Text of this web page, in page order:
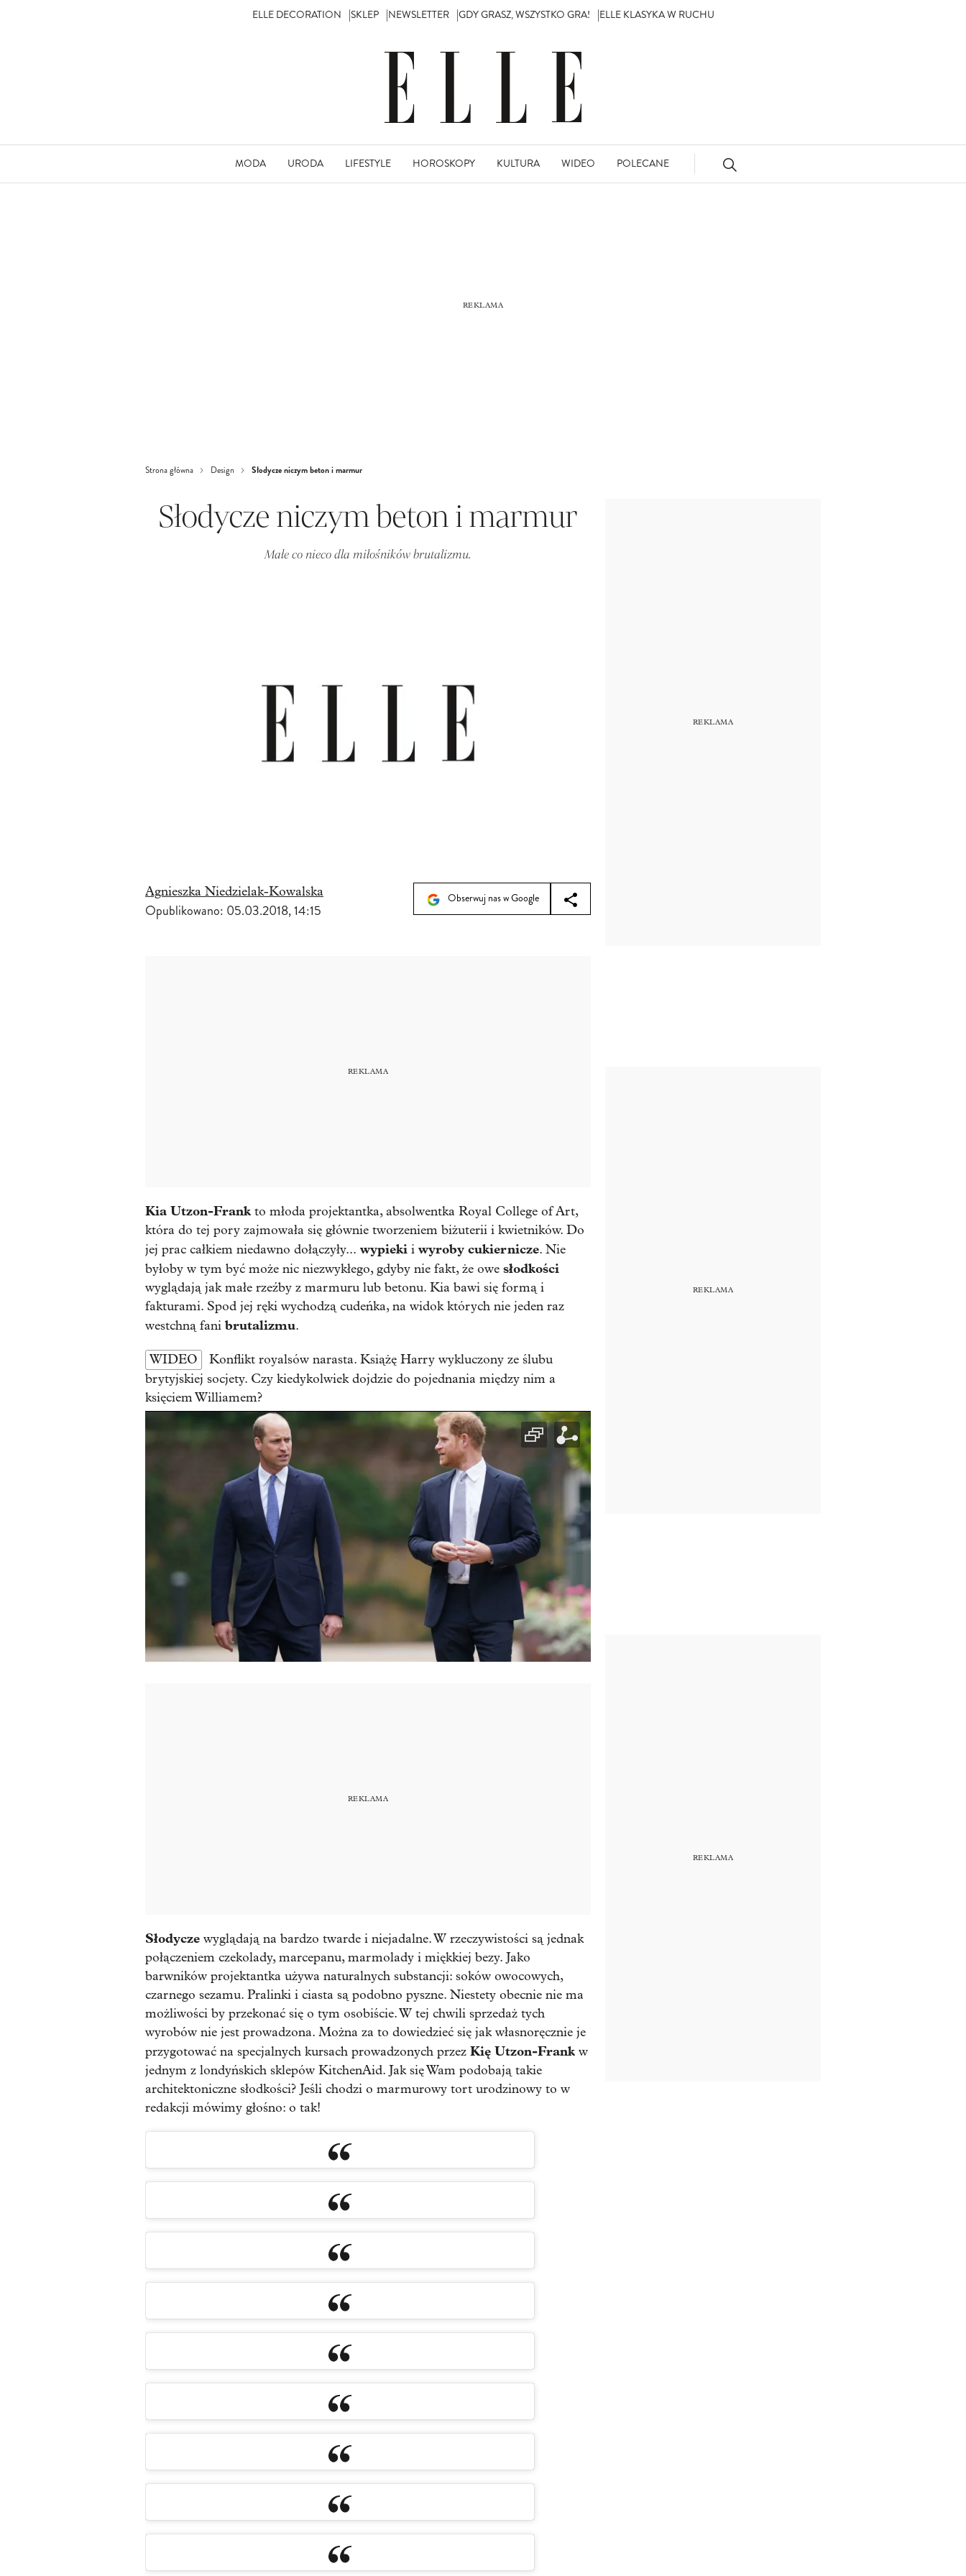
ELLE DECORATION SKLEP NEWSLETTER GDY GRASZ, WSZYSTKO GRA! ELLE KLASYKA W RUCHU
MODA URODA LIFESTYLE HOROSKOPY KULTURA WIDEO POLECANE
Strona główna Design Słodycze niczym beton i marmur
Słodycze niczym beton i marmur
Małe co nieco dla miłośników brutalizmu.
Agnieszka Niedzielak-Kowalska
Opublikowano: 05.03.2018, 14:15
Obserwuj nas w Google
Kia Utzon-Frank to młoda projektantka, absolwentka Royal College of Art,
która do tej pory zajmowała się głównie tworzeniem biżuterii i kwietników. Do
jej prac całkiem niedawno dołączyły... wypieki i wyroby cukiernicze. Nie
byłoby w tym być może nic niezwykłego, gdyby nie fakt, że owe słodkości
wyglądają jak małe rzeźby z marmuru lub betonu. Kia bawi się formą i
fakturami. Spod jej ręki wychodzą cudeńka, na widok których nie jeden raz
westchną fanibrutalizmu.
WIDEO
Konflikt royalsów narasta. Książę Harry wykluczony ze ślubu
brytyjskiej socjety. Czy kiedykolwiek dojdzie do pojednania między nim a
księciem Williamem?
Słodycze wyglądają na bardzo twarde i niejadalne. W rzeczywistości są jednak
połączeniem czekolady, marcepanu, marmolady i miękkiej bezy. Jako
barwników projektantka używa naturalnych substancji: soków owocowych,
czarnego sezamu. Pralinki i ciasta są podobno pyszne. Niestety obecnie nie ma
możliwości by przekonać się o tym osobiście. W tej chwili sprzedaż tych
wyrobów nie jest prowadzona. Można za to dowiedzieć się jak własnoręcznie je
przygotować na specjalnych kursach prowadzonych przez Kię Utzon-Frank w
jednym z londyńskich sklepów KitchenAid. Jak się Wam podobają takie
architektoniczne słodkości? Jeśli chodzi o marmurowy tort urodzinowy to w
redakcji mówimy głośno: o tak!